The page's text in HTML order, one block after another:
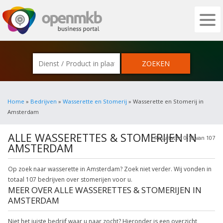
OPENMKB - DE ZAKELIJKE PORTAL
Home » Bedrijven » Wasserette en Stomerij » Wasserette en Stomerij in
Amsterdam
Resultaten 0-10 van 107
ALLE WASSERETTES & STOMERIJEN IN
AMSTERDAM
Op zoek naar wasserette in Amsterdam? Zoek niet verder. Wij vonden in
totaal 107 bedrijven over stomerijen voor u.
MEER OVER ALLE WASSERETTES & STOMERIJEN IN
AMSTERDAM
Niet het juiste bedrijf waar u naar zocht? Hieronder is een overzicht